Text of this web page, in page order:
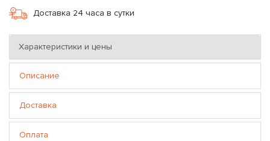
Доставка 24 часа в сутки
Характеристики и цены
Описание
Доставка
Оплата